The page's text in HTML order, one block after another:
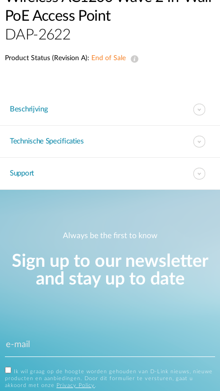
PoE Access Point
DAP-2622
Product Status (Revision A): End of Sale
Beschrijving
Technische Specificaties
Support
Always be the first to know
Sign up to our newsletter
and stay up to date
Ik wil graag op de hoogte worden gehouden van D-Link nieuws, nieuwe
producten en aanbiedingen. Door dit formulier te versturen, gaat u
akkoord met onze
Privacy Policy .